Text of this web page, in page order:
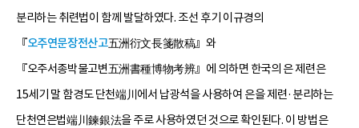
분리하는 취련법이 함께 발달하였다. 조선 후기 이규경의
『오주연문장전산고五洲衍文長箋散稿』와
『오주서종박물고변五洲書種博物考辨』에 의하면 한국의 은 제련은
15세기 말 함경도 단천端川에서 납광석을 사용하여 은을 제련·분리하는
단천연은법端川鍊銀法을 주로 사용하였던 것으로 확인된다. 이 방법은